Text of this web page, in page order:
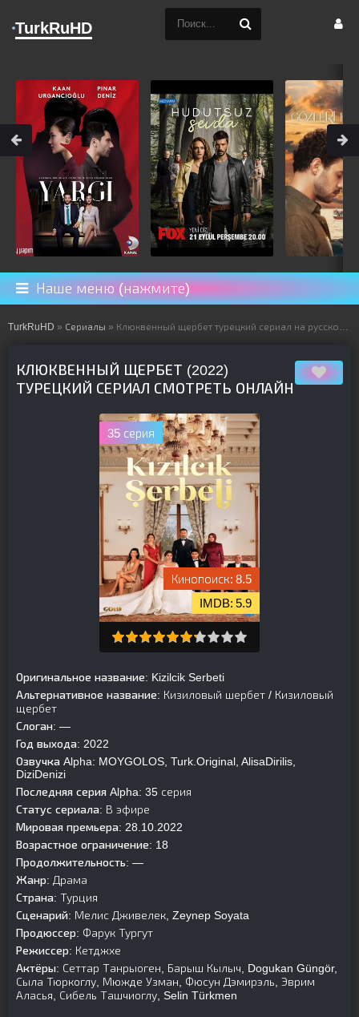
Наше меню (нажмите)
TurkRuHD » Сериалы » Клюквенный щербет турецкий сериал на русском языке все серии смотреть онлайн бесплатно подряд
КЛЮКВЕННЫЙ ЩЕРБЕТ (2022)
ТУРЕЦКИЙ СЕРИАЛ СМОТРЕТЬ ОНЛАЙН
35 серия
8.5
5.9
Оригинальное название: Kizilcik Serbeti
Альтернативное название: Кизиловый шербет / Кизиловый
щербет
Слоган: —
Год выхода: 2022
Озвучка Alpha: MOYGOLOS, Turk.Original, AlisaDirilis,
DiziDenizi
Последняя серия Alpha: 35 серия
Статус сериала: В эфире
Мировая премьера: 28.10.2022
Возрастное ограничение: 18
Продолжительность: —
Жанр: Драма
Страна: Турция
Сценарий: Мелис Дживелек, Zeynep Soyata
Продюссер: Фарук Тургут
Режиссер: Кетджхе
Актёры: Сеттар Танрыоген, Барыш Кылыч, Dogukan Güngör,
Сыла Тюркоглу, Мюжде Узман, Фюсун Дэмирэль, Эврим
Аласья, Сибель Ташчиоглу, Selin Türkmen
TurkRuHD